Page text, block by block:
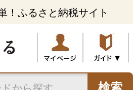
！ふるさと納税サイト
検索